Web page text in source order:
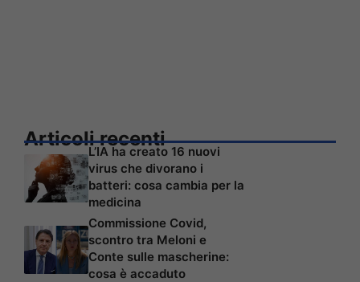
Articoli recenti
L’IA ha creato 16 nuovi
virus che divorano i
batteri: cosa cambia per la
medicina
Commissione Covid,
scontro tra Meloni e
Conte sulle mascherine:
cosa è accaduto